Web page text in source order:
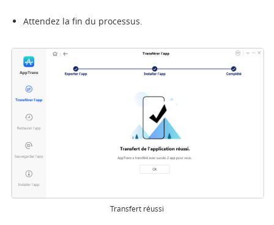
Attendez la fin du processus.
Transfert réussi